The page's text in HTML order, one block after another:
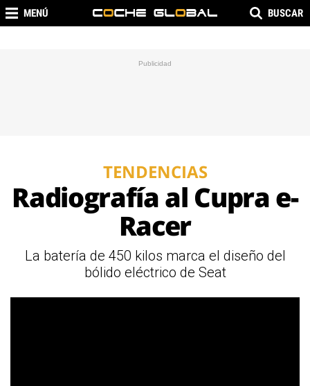
MENÚ BUSCAR
TENDENCIAS
Radiografía al Cupra e-
Racer
La batería de 450 kilos marca el diseño del
bólido eléctrico de Seat